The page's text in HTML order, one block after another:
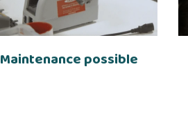
Maintenance possible